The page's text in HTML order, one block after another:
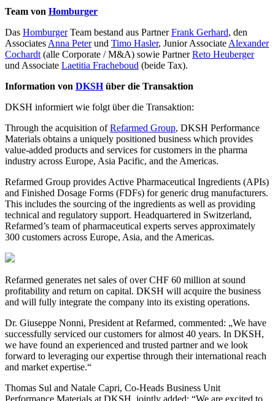
Team von Homburger
Das HomburgerTeam bestand aus PartnerFrank Gerhard, den
Associates Anna Peterund Timo Hasler, Junior Associate Alexander
Cochardt (alle Corporate / M&A) sowie PartnerReto Heuberger
und Associate Laetitia Fracheboud (beide Tax).
Information von DKSHüber die Transaktion
DKSH informiert wie folgt über die Transaktion:
Through the acquisition ofRefarmed Group, DKSH Performance
Materials obtains a uniquely positioned business which provides
value-added products and services for customers in the pharma
industry across Europe, Asia Pacific, and the Americas.
Refarmed Group provides Active Pharmaceutical Ingredients (APIs)
and Finished Dosage Forms (FDFs) for generic drug manufacturers.
This includes the sourcing of the ingredients as well as providing
technical and regulatory support. Headquartered in Switzerland,
Refarmed’s team of pharmaceutical experts serves approximately
300 customers across Europe, Asia, and the Americas.
Refarmed generates net sales of over CHF 60 million at sound
profitability and return on capital. DKSH will acquire the business
and will fully integrate the company into its existing operations.
Dr. Giuseppe Nonni, President at Refarmed, commented: „We have
successfully serviced our customers for almost 40 years. In DKSH,
we have found an experienced and trusted partner and we look
forward to leveraging our expertise through their international reach
and market expertise.“
Thomas Sul and Natale Capri, Co-Heads Business Unit
Performance Materials at DKSH, jointly added: “We are excited to